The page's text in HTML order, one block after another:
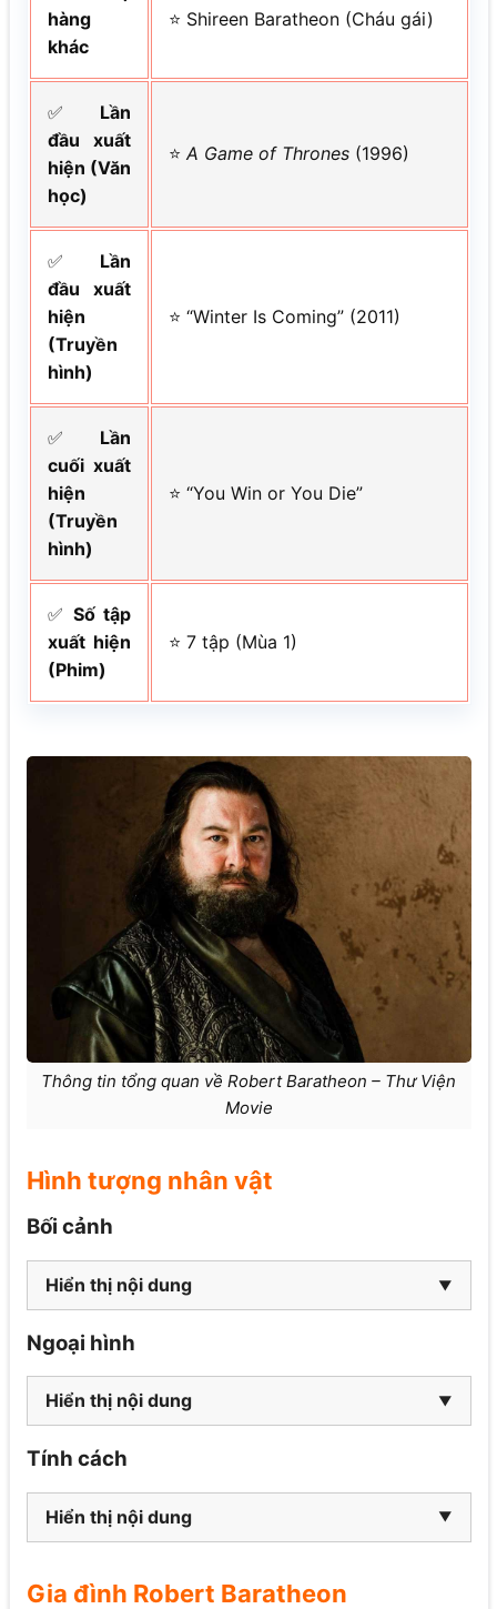
hàng
khác
⭐ Shireen Baratheon (Cháu gái)
✅ Lần
đầu xuất
hiện (Văn
học)
⭐ A Game of Thrones(1996)
✅ Lần
đầu xuất
hiện
(Truyền
hình)
⭐ “Winter Is Coming” (2011)
✅ Lần
cuối xuất
hiện
(Truyền
hình)
⭐ “You Win or You Die”
✅Số tập
xuất hiện
(Phim)
⭐ 7 tập (Mùa 1)
Thông tin tổng quan về Robert Baratheon – Thư Viện
Movie
Hình tượng nhân vật
Bối cảnh
Hiển thị nội dung
Ngoại hình
Hiển thị nội dung
Tính cách
Hiển thị nội dung
Gia đình Robert Baratheon